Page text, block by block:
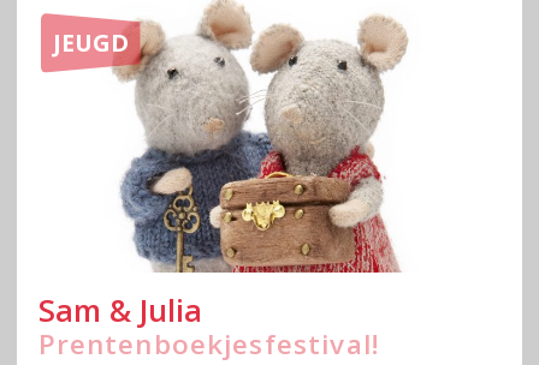
JEUGD
Sam & Julia
Prentenboekjesfestival!